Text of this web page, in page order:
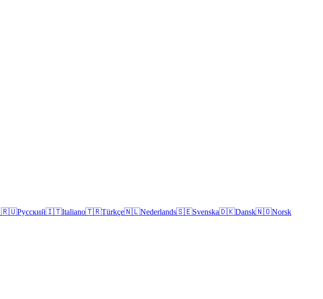
🇷🇺Русский🇮🇹Italiano🇹🇷Türkçe🇳🇱Nederlands🇸🇪Svenska🇩🇰Dansk🇳🇴Norsk